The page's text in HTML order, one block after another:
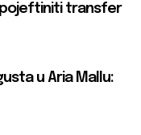
pojeftiniti transfer
u Aria Mallu: